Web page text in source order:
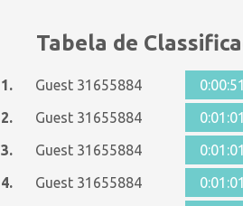
Tabela de
1. Guest 31655884
0:00:51
2.
Guest 31655884
0:01:01
3.
Guest 31655884
0:01:01
4.
Guest 31655884
0:01:01